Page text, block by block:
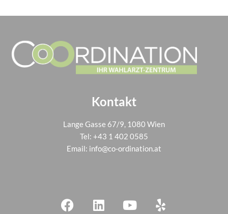
Kontakt
Lange Gasse 67/9, 1080 Wien
Tel: +43 1 402 0585
Email: info@co-ordination.at